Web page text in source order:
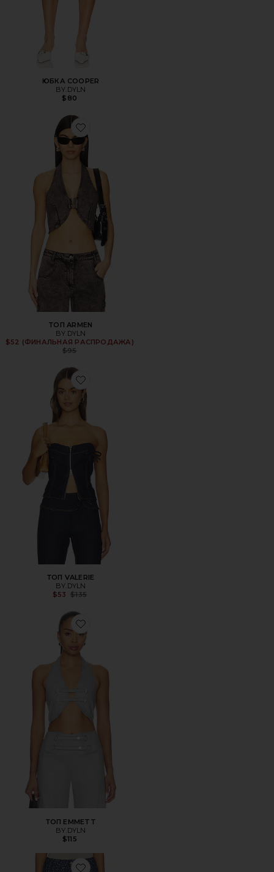
ЮБКА COOPER
BY.DYLN
$80
Favorite ТОП ARMEN
ТОП ARMEN
BY.DYLN
$52 (ФИНАЛЬНАЯ РАСПРОДАЖА)
Previous price:
$95
Favorite ТОП VALERIE
ТОП VALERIE
BY.DYLN
$53 Previous price:
$135
Favorite ТОП EMMETT
ТОП EMMETT
BY.DYLN
$115